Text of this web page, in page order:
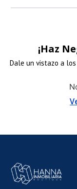
¡Haz
Dale un vistazo a